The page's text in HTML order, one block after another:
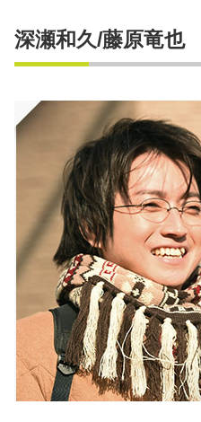
深瀬和久/藤原竜也